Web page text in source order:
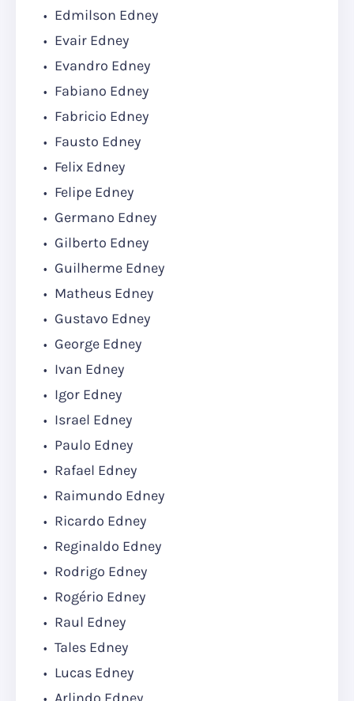
Edmilson Edney
Evair Edney
Evandro Edney
Fabiano Edney
Fabricio Edney
Fausto Edney
Felix Edney
Felipe Edney
Germano Edney
Gilberto Edney
Guilherme Edney
Matheus Edney
Gustavo Edney
George Edney
Ivan Edney
Igor Edney
Israel Edney
Paulo Edney
Rafael Edney
Raimundo Edney
Ricardo Edney
Reginaldo Edney
Rodrigo Edney
Rogério Edney
Raul Edney
Tales Edney
Lucas Edney